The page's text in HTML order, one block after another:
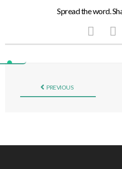
Spread the word.
PREVIOUS